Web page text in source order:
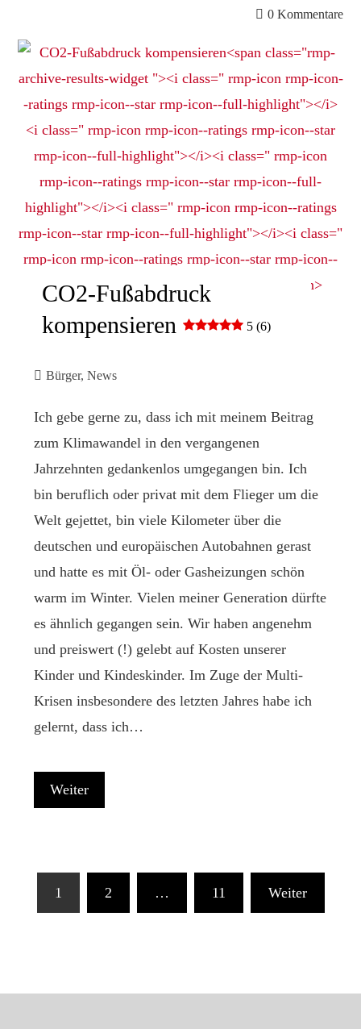
0 Kommentare
CO2-Fußabdruck
kompensieren
5 (6)
Bürger,News
Ich gebe gerne zu, dass ich mit meinem Beitrag
zum Klimawandel in den vergangenen
Jahrzehnten gedankenlos umgegangen bin. Ich
bin beruflich oder privat mit dem Flieger um die
Welt gejettet, bin viele Kilometer über die
deutschen und europäischen Autobahnen gerast
und hatte es mit Öl- oder Gasheizungen schön
warm im Winter. Vielen meiner Generation dürfte
es ähnlich gegangen sein. Wir haben angenehm
und preiswert (!) gelebt auf Kosten unserer
Kinder und Kindeskinder. Im Zuge der Multi-
Krisen insbesondere des letzten Jahres habe ich
gelernt, dass ich…
Weiter
Seitennummerierung
1 2 … 11 Weiter